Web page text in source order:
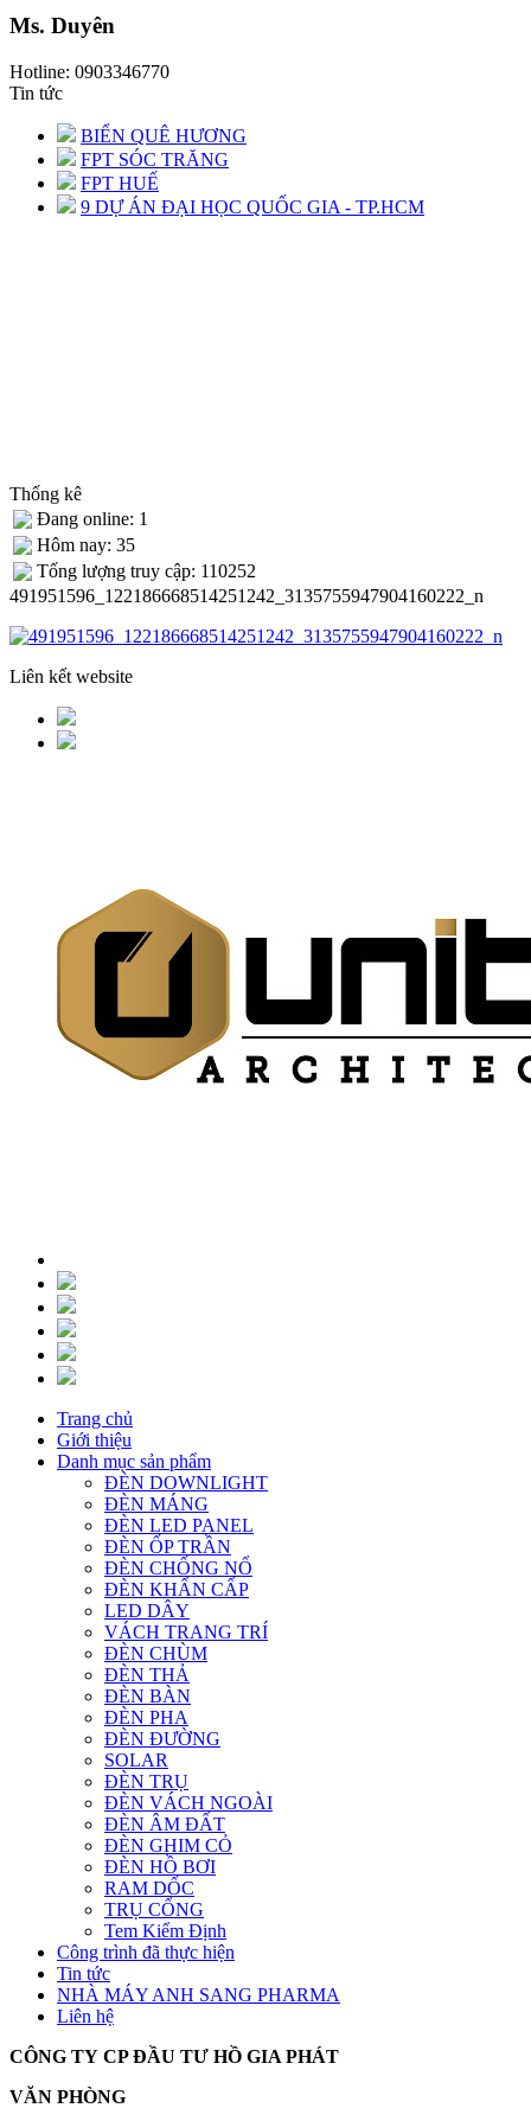
Ms. Duyên
Hotline: 0903346770
Tin tức
BIỂN QUÊ HƯƠNG
FPT SÓC TRĂNG
FPT HUẾ
9 DỰ ÁN ĐẠI HỌC QUỐC GIA - TP.HCM
Thống kê
Đang online: 1
Hôm nay: 35
Tống lượng truy cập: 110252
491951596_122186668514251242_3135755947904160222_n
Liên kết website
Trang chủ
Giới thiệu
Danh mục sản phẩm
ĐÈN DOWNLIGHT
ĐÈN MÁNG
ĐÈN LED PANEL
ĐÈN ỐP TRẦN
ĐÈN CHỐNG NỔ
ĐÈN KHẨN CẤP
LED DÂY
VÁCH TRANG TRÍ
ĐÈN CHÙM
ĐÈN THẢ
ĐÈN BÀN
ĐÈN PHA
ĐÈN ĐƯỜNG
SOLAR
ĐÈN TRỤ
ĐÈN VÁCH NGOÀI
ĐÈN ÂM ĐẤT
ĐÈN GHIM CỎ
ĐÈN HỒ BƠI
RAM DỐC
TRỤ CỔNG
Tem Kiểm Định
Công trình đã thực hiện
Tin tức
NHÀ MÁY ANH SANG PHARMA
Liên hệ
CÔNG TY CP ĐẦU TƯ HỒ GIA PHÁT
VĂN PHÒNG